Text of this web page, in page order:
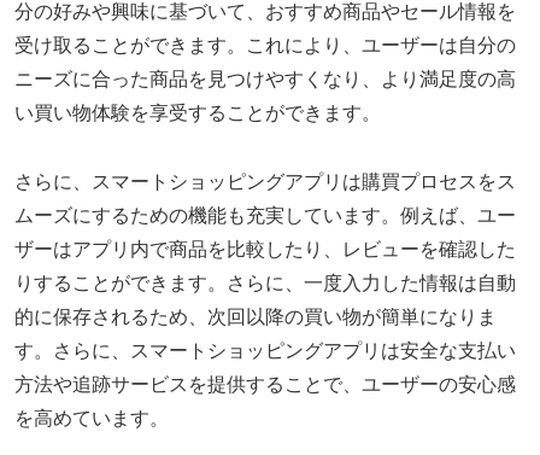
分の好みや興味に基づいて、おすすめ商品やセール情報を
受け取ることができます。これにより、ユーザーは自分の
ニーズに合った商品を見つけやすくなり、より満足度の高
い買い物体験を享受することができます。
さらに、スマートショッピングアプリは購買プロセスをス
ムーズにするための機能も充実しています。例えば、ユー
ザーはアプリ内で商品を比較したり、レビューを確認した
りすることができます。さらに、一度入力した情報は自動
的に保存されるため、次回以降の買い物が簡単になりま
す。さらに、スマートショッピングアプリは安全な支払い
方法や追跡サービスを提供することで、ユーザーの安心感
を高めています。